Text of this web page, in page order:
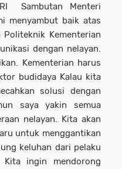
Sambutan Menteri
menyambut baik atas
Kementerian
dengan nelayan.
Kementerian harus
budidaya Kalau kita
solusi dengan
saya yakin semua
nelayan. Kita akan
untuk menggantikan
keluhan dari pelaku
ingin mendorong